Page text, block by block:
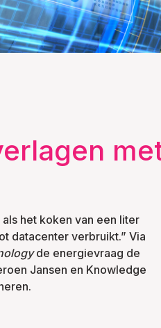
het koken van een liter
datacenter verbruikt.” Via
de energievraag de
Jansen en Knowledge